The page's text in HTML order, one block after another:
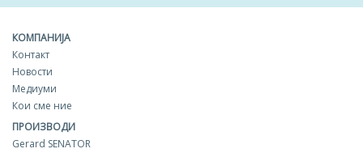
КОМПАНИЈА
Контакт
Новости
Медиуми
Кои сме ние
ПРОИЗВОДИ
Gerard SENATOR